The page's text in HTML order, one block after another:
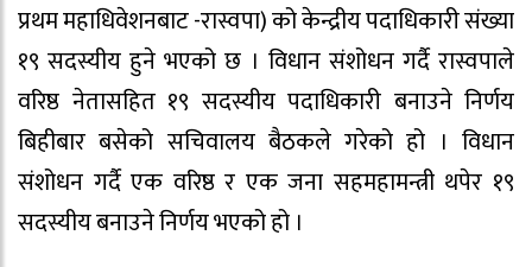
प्रथम महाधिवेशनबाट -रास्वपा) को केन्द्रीय पदाधिकारी संख्या
१९ सदस्यीय हुने भएको छ । विधान संशोधन गर्दै रास्वपाले
वरिष्ठ नेतासहित १९ सदस्यीय पदाधिकारी बनाउने निर्णय
बिहीबार बसेको सचिवालय बैठकले गरेको हो । विधान
संशोधन गर्दै एक वरिष्ठ र एक जना सहमहामन्त्री थपेर १९
सदस्यीय बनाउने निर्णय भएको हो ।